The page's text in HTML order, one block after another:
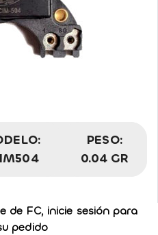
PESO:
0.04 GR
de FC, inicie sesión para
pedido